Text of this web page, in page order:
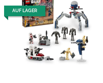
AUF LAGER